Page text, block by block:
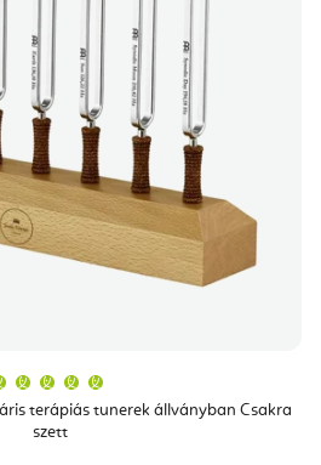
terápiás tunerek állványban Csakra
szett
átlagos
értékelése